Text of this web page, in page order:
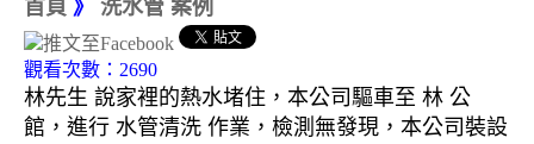
首頁 》 洗水管 案例
觀看次數：2690
林先生 說家裡的熱水堵住，本公司驅車至 林 公
館，進行 水管清洗 作業，檢測無發現，本公司裝設